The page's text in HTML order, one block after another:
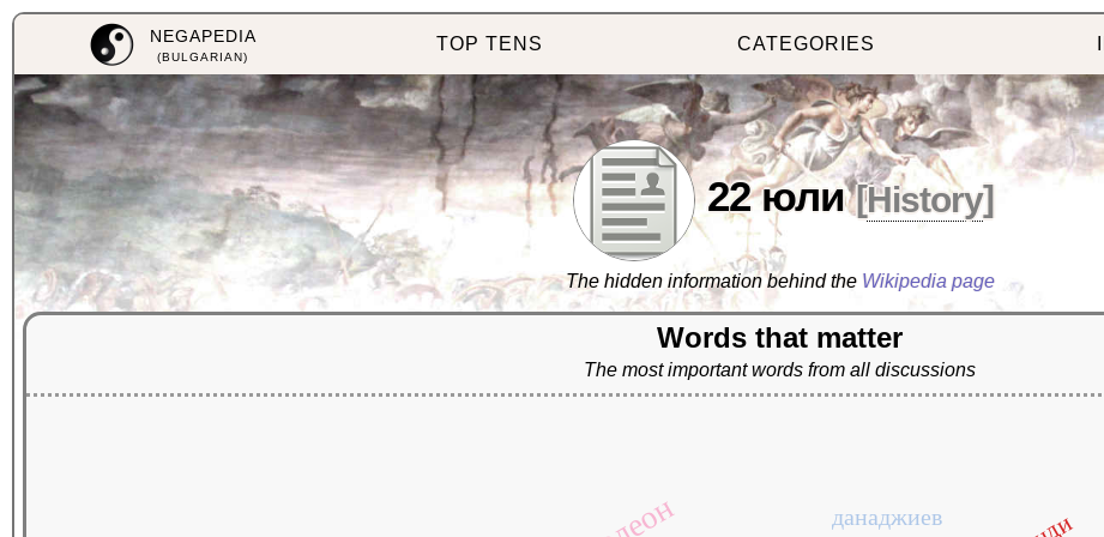
NEGAPEDIA
(BULGARIAN)
TOP TENS CATEGORIES
22 юли [History]
The hidden information behind the Wikipedia page
Words that matter
The most important words from all discussions
данаджиев